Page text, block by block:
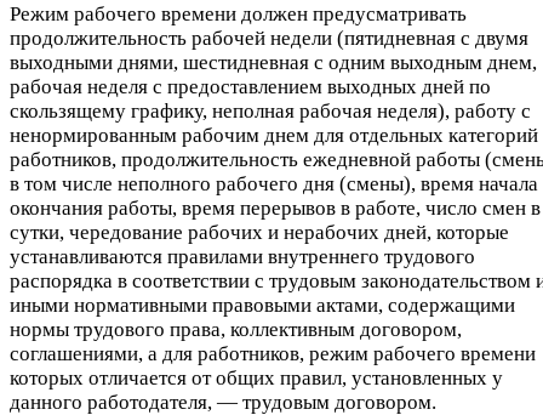
Режим рабочего времени должен предусматривать
продолжительность рабочей недели (пятидневная с двумя
выходными днями, шестидневная с одним выходным днем,
рабочая неделя с предоставлением выходных дней по
скользящему графику, неполная рабочая неделя), работу с
ненормированным рабочим днем для отдельных категорий
работников, продолжительность ежедневной работы
в том числе неполного рабочего дня (смены), время начала
окончания работы, время перерывов в работе, число смен в
сутки, чередование рабочих и нерабочих дней, которые
устанавливаются правилами внутреннего трудового
распорядка в соответствии с трудовым законодательством
иными нормативными правовыми актами, содержащими
нормы трудового права, коллективным договором,
соглашениями, а для работников, режим рабочего времени
которых отличается от общих правил, установленных у
данного работодателя, — трудовым договором.